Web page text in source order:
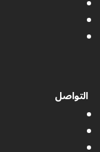
التواصل